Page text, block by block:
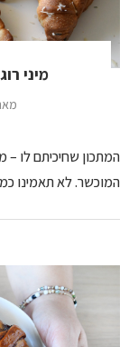
מיני
המתכון שחיכיתם לו –
המוכשר. לא תאמינו